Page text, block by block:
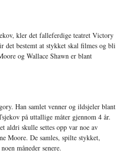
kler det falleferdige teatret Victory
bestemt at stykket skal filmes og bli
og Wallace Shawn er blant
Han samlet venner og ildsjeler blant
på uttallige måter gjennom 4 år.
aldri skulle settes opp var noe av
Moore. De samles, spilte stykket,
måneder senere.